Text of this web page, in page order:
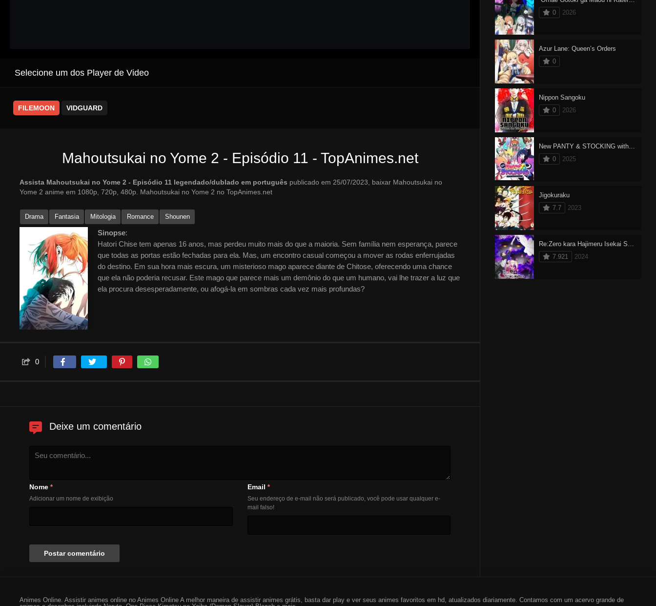
Selecione um dos Player de Video
FILEMOON VIDGUARD
Mahoutsukai no Yome 2 - Episódio 11 - TopAnimes.net
Assista Mahoutsukai no Yome 2 - Episódio 11 legendado/dublado em português publicado em 25/07/2023, baixar Mahoutsukai no
Yome 2 anime em 1080p, 720p, 480p. Mahoutsukai no Yome 2 no TopAnimes.net
Drama Fantasia Mitologia Romance Shounen
Sinopse:
Hatori Chise tem apenas 16 anos, mas perdeu muito mais do que a maioria. Sem família nem esperança, parece
que todas as portas estão fechadas para ela. Mas, um encontro casual começou a mover as rodas enferrujadas
do destino. Em sua hora mais escura, um misterioso mago aparece diante de Chitose, oferecendo uma chance
que ela não poderia recusar. Este mago que parece mais um demônio do que um humano, vai lhe trazer a luz que
ela procura desesperadamente, ou afogá-la em sombras cada vez mais profundas?
0
Deixe um comentário
Nome *
Adicionar um nome de exibição
Email *
Seu endereço de e-mail não será publicado, você pode usar qualquer e-
mail falso!
0
2026
Azur Lane: Queen’s Orders
0
Nippon Sangoku
0
2026
New PANTY & STOCKING with GARTERBELT
0
2025
Jigokuraku
7.7
2023
Re:Zero kara Hajimeru Isekai Seikatsu 3 Dublado
7.921
2024
Animes Online. Assistir animes online no Animes Online A melhor maneira de assistir animes grátis, basta dar play e ver seus animes favoritos em hd, atualizados diariamente. Contamos com um acervo grande de